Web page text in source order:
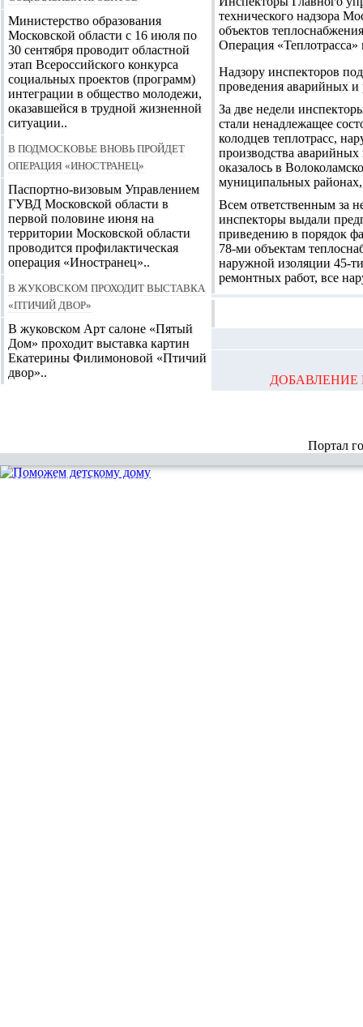
технического надзора
объектов
Операция
Надзору инспекторов
проведения аварийных и
За две недели
стали ненадлежащее
колодцев теплотрасс,
производства
оказалось в
муниципальных районах,
Всем ответственным за
инспекторы выдали
приведению в порядок
78-ми объектам
наружной изоляции 45-
ремонтных работ, все
ДОБАВЛЕНИЕ
Министерство образования
Московской области с 16 июля по
30 сентября проводит областной
этап Всероссийского конкурса
социальных проектов (программ)
интеграции в общество молодежи,
оказавшейся в трудной жизненной
ситуации..
В Подмосковье вновь пройдет
операция «Иностранец»
Паспортно-визовым Управлением
ГУВД Московской области в
первой половине июня на
территории Московской области
проводится профилактическая
операция «Иностранец»..
В Жуковском проходит выставка
«Птичий двор»
В жуковском Арт салоне «Пятый
Дом» проходит выставка картин
Екатерины Филимоновой «Птичий
двор»..
Портал